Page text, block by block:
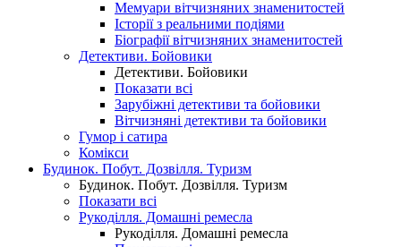
Мемуари вітчизняних знаменитостей
Історії з реальними подіями
Біографії вітчизняних знаменитостей
Детективи. Бойовики
Детективи. Бойовики
Показати всі
Зарубіжні детективи та бойовики
Вітчизняні детективи та бойовики
Гумор і сатира
Комікси
Будинок. Побут. Дозвілля. Туризм
Будинок. Побут. Дозвілля. Туризм
Показати всі
Рукоділля. Домашні ремесла
Рукоділля. Домашні ремесла